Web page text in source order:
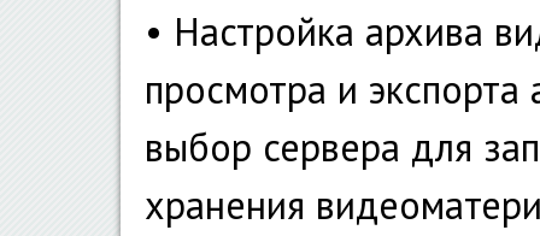
• Настройка архива
просмотра и
выбор сервера для
хранения